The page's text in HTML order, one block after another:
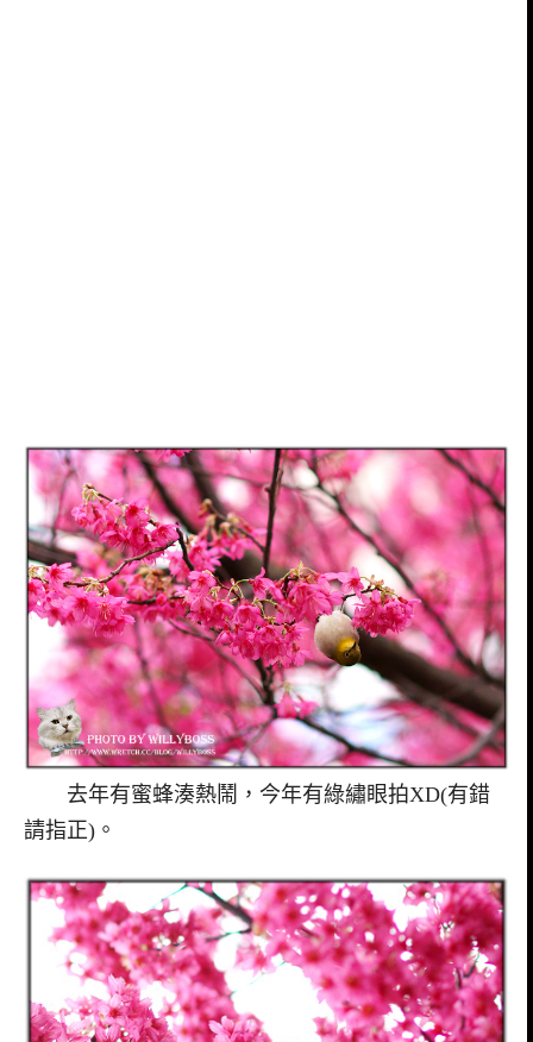
去年有蜜蜂湊熱鬧，今年有綠繡眼拍XD(有錯
請指正)。